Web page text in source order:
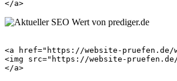
<a href="https://website-pruefen.de/
<img src="https://website-